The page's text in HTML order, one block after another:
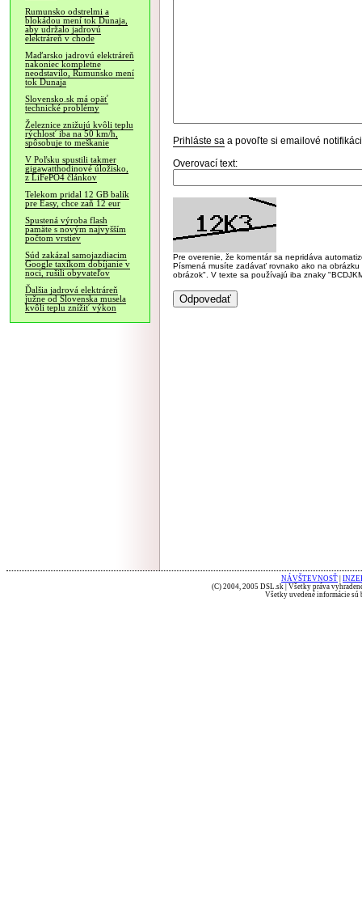
Rumunsko odstrelmi a
blokádou mení tok Dunaja,
aby udržalo jadrovú
elektráreň v chode
Maďarsko jadrovú elektráreň
nakoniec kompletne
neodstavilo, Rumunsko mení
tok Dunaja
Slovensko.sk má opäť
technické problémy
Železnice znižujú kvôli teplu
rýchlosť iba na 50 km/h,
spôsobuje to meškanie
V Poľsku spustili takmer
gigawatthodinové úložisko,
z LiFePO4 článkov
Telekom pridal 12 GB balík
pre Easy, chce zaň 12 eur
Spustená výroba flash
pamäte s novým najvyšším
počtom vrstiev
Súd zakázal samojazdiacim
Google taxíkom dobíjanie v
noci, rušili obyvateľov
Ďalšia jadrová elektráreň
južne od Slovenska musela
kvôli teplu znížiť výkon
Prihláste sa a povoľte si emailové
Overovací text:
Pre overenie, že komentár sa nepridáva
Písmená musíte zadávať rovnako ako na
obrázok". V texte sa používajú iba znaky
NÁVŠTEVNOSŤ
(C) 2004, 2005 DSL.sk | Všetky práva
Všetky uvedené informácie sú